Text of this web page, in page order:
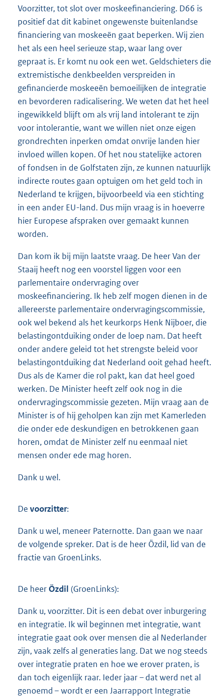
Voorzitter, tot slot over moskeefinanciering. D66 is
positief dat dit kabinet ongewenste buitenlandse
financiering van moskeeën gaat beperken. Wij zien
het als een heel serieuze stap, waar lang over
gepraat is. Er komt nu ook een wet. Geldschieters die
extremistische denkbeelden verspreiden in
gefinancierde moskeeën bemoeilijken de integratie
en bevorderen radicalisering. We weten dat het heel
ingewikkeld blijft om als vrij land intolerant te zijn
voor intolerantie, want we willen niet onze eigen
grondrechten inperken omdat onvrije landen hier
invloed willen kopen. Of het nou statelijke actoren
of fondsen in de Golfstaten zijn, ze kunnen natuurlijk
indirecte routes gaan optuigen om het geld toch in
Nederland te krijgen, bijvoorbeeld via een stichting
in een ander EU-land. Dus mijn vraag is in hoeverre
hier Europese afspraken over gemaakt kunnen
worden.
Dan kom ik bij mijn laatste vraag. De heer Van der
Staaij heeft nog een voorstel liggen voor een
parlementaire ondervraging over
moskeefinanciering. Ik heb zelf mogen dienen in de
allereerste parlementaire ondervragingscommissie,
ook wel bekend als het keurkorps Henk Nijboer, die
belastingontduiking onder de loep nam. Dat heeft
onder andere geleid tot het strengste beleid voor
belastingontduiking dat Nederland ooit gehad heeft.
Dus als de Kamer die rol pakt, kan dat heel goed
werken. De Minister heeft zelf ook nog in die
ondervragingscommissie gezeten. Mijn vraag aan de
Minister is of hij geholpen kan zijn met Kamerleden
die onder ede deskundigen en betrokkenen gaan
horen, omdat de Minister zelf nu eenmaal niet
mensen onder ede mag horen.
Dank u wel.
De voorzitter:
Dank u wel, meneer Paternotte. Dan gaan we naar
de volgende spreker. Dat is de heer Özdil, lid van de
fractie van GroenLinks.
De heerÖzdil (GroenLinks):
Dank u, voorzitter. Dit is een debat over inburgering
en integratie. Ik wil beginnen met integratie, want
integratie gaat ook over mensen die al Nederlander
zijn, vaak zelfs al generaties lang. Dat we nog steeds
over integratie praten en hoe we erover praten, is
dan toch eigenlijk raar. Ieder jaar – dat werd net al
genoemd – wordt er een Jaarrapport Integratie